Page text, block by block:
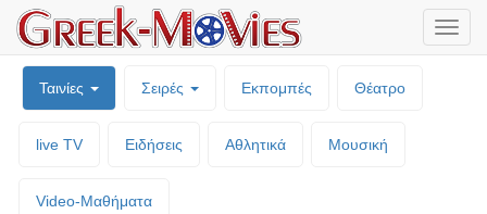
Ταινίες Σειρές Εκπομπές Θέατρο
live TV Ειδήσεις Αθλητικά Μουσική
Video-Mαθήματα